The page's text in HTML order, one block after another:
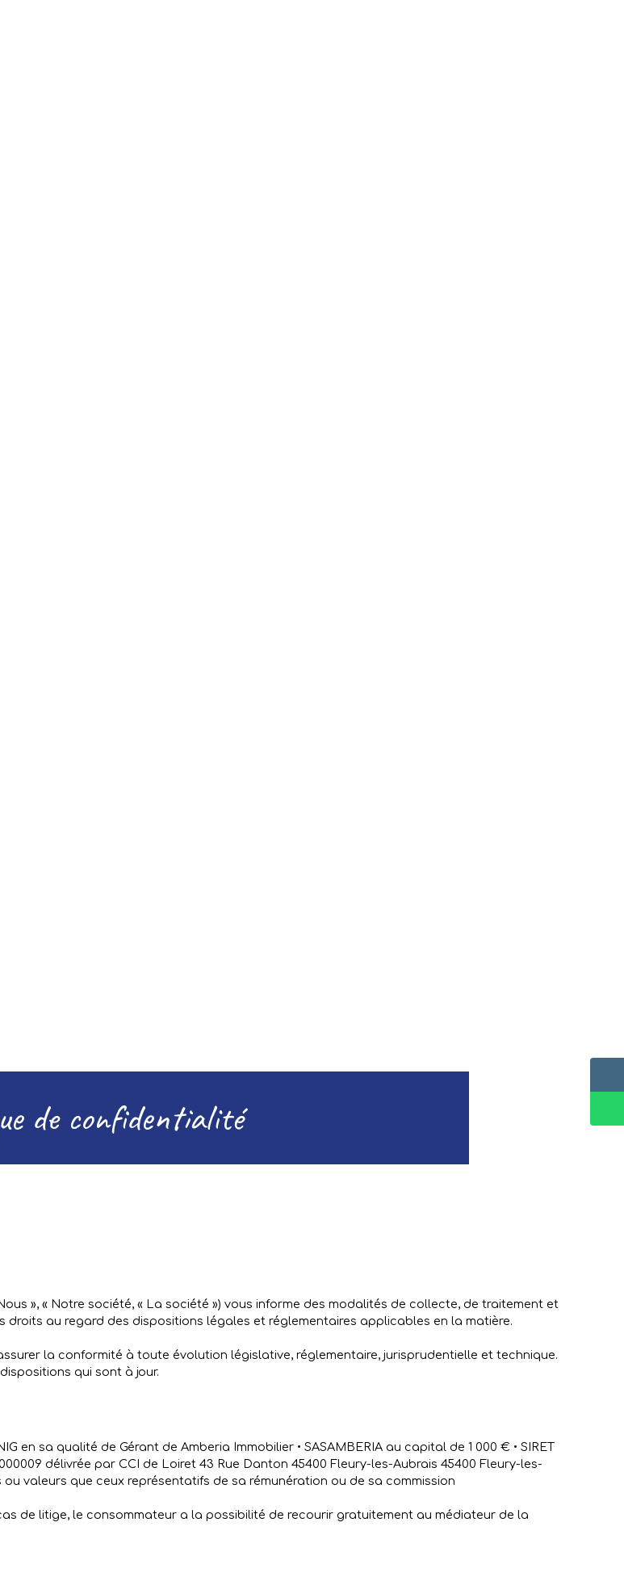
de confidentialité
», « Notre société, « La société ») vous informe des modalités de collecte, de traitement et
droits au regard des dispositions légales et réglementaires applicables en la matière.
la conformité à toute évolution législative, réglementaire, jurisprudentielle et technique.
qui sont à jour.
sa qualité de Gérant de Amberia Immobilier • SASAMBERIA au capital de 1 000 € • SIRET
délivrée par CCI de Loiret 43 Rue Danton 45400 Fleury-les-Aubrais 45400 Fleury-les-
valeurs que ceux représentatifs de sa rémunération ou de sa commission
de litige, le consommateur a la possibilité de recourir gratuitement au médiateur de la